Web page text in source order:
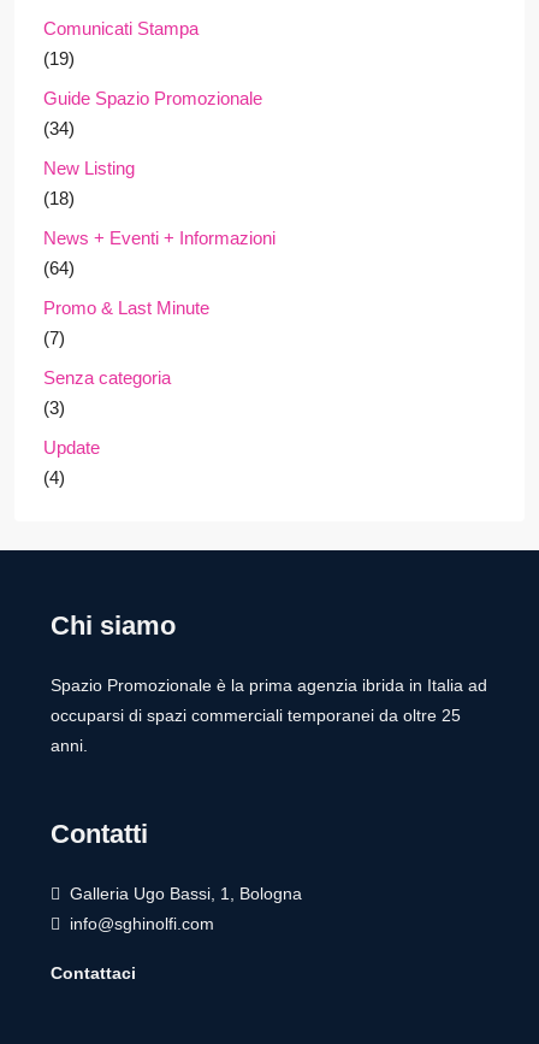
Comunicati Stampa
(19)
Guide Spazio Promozionale
(34)
New Listing
(18)
News + Eventi + Informazioni
(64)
Promo & Last Minute
(7)
Senza categoria
(3)
Update
(4)
Chi siamo
Spazio Promozionale è la prima agenzia ibrida in Italia ad
occuparsi di spazi commerciali temporanei da oltre 25
anni.
Contatti
Galleria Ugo Bassi, 1, Bologna
info@sghinolfi.com
Contattaci